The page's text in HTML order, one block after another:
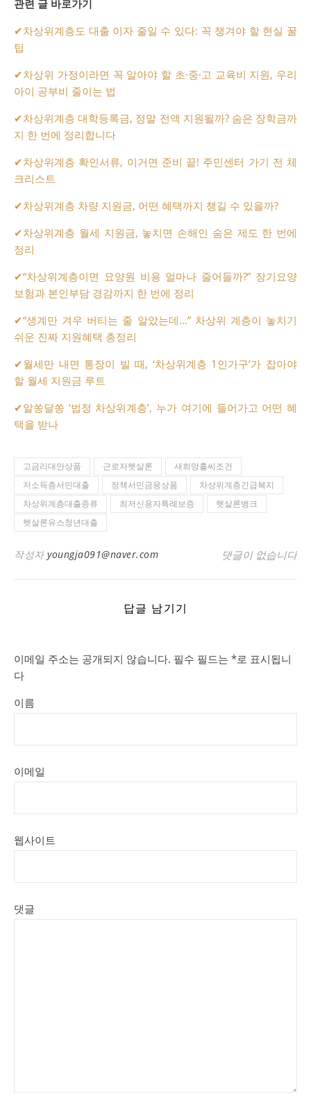
관련 글 바로가기
✔차상위계층도 대출 이자 줄일 수 있다: 꼭 챙겨야 할 현실 꿀
팁
✔차상위 가정이라면 꼭 알아야 할 초·중·고 교육비 지원, 우리
아이 공부비 줄이는 법
✔차상위계층 대학등록금, 정말 전액 지원될까? 숨은 장학금까
지 한 번에 정리합니다
✔차상위계층 확인서류, 이거면 준비 끝! 주민센터 가기 전 체
크리스트
✔차상위계층 차량 지원금, 어떤 혜택까지 챙길 수 있을까?
✔차상위계층 월세 지원금, 놓치면 손해인 숨은 제도 한 번에
정리
✔“차상위계층이면 요양원 비용 얼마나 줄어들까?” 장기요양
보험과 본인부담 경감까지 한 번에 정리
✔“생계만 겨우 버티는 줄 알았는데…” 차상위 계층이 놓치기
쉬운 진짜 지원혜택 총정리
✔월세만 내면 통장이 빌 때, ‘차상위계층 1인가구’가 잡아야
할 월세 지원금 루트
✔알쏭달쏭 ‘법정 차상위계층’, 누가 여기에 들어가고 어떤 혜
택을 받나
고금리대안상품 근로자햇살론
새희망홀씨조건
저소득층서민대출
정책서민금융상품
차상위계층긴급복지
차상위계층대출종류
최저신용자특례보증
햇살론뱅크
햇살론유스청년대출
작성자 youngja091@naver.com 댓글이 없습니다
답글 남기기
이메일 주소는 공개되지 않습니다. 필수 필드는 *로 표시됩니
다
이름
이메일
웹사이트
댓글